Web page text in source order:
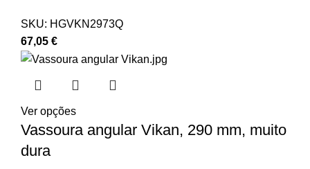
SKU: HGVKN2973Q
67,05 €
Ver opções
Vassoura angular Vikan, 290 mm, muito
dura